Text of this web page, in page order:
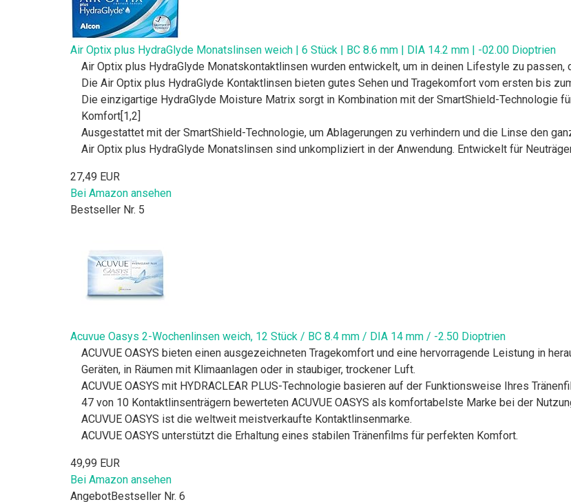
Air Optix plus HydraGlyde Monatslinsen weich | 6 Stück | BC 8.6 mm | DIA 14.2 mm | -02.00 Dioptrien
Air Optix plus HydraGlyde Monatskontaktlinsen wurden entwickelt, um in deinen Lifestyle zu
Die Air Optix plus HydraGlyde Kontaktlinsen bieten gutes Sehen und Tragekomfort vom ersten bis
Die einzigartige HydraGlyde Moisture Matrix sorgt in Kombination mit der SmartShield-Technologie
Komfort[1,2]
Ausgestattet mit der SmartShield-Technologie, um Ablagerungen zu verhindern und die Linse den
Air Optix plus HydraGlyde Monatslinsen sind unkompliziert in der Anwendung. Entwickelt für
27,49 EUR
Bei Amazon ansehen
Bestseller Nr. 5
Acuvue Oasys 2-Wochenlinsen weich, 12 Stück / BC 8.4 mm / DIA 14 mm / -2.50 Dioptrien
ACUVUE OASYS bieten einen ausgezeichneten Tragekomfort und eine hervorragende Leistung in
Geräten, in Räumen mit Klimaanlagen oder in staubiger, trockener Luft.
ACUVUE OASYS mit HYDRACLEAR PLUS-Technologie basieren auf der Funktionsweise Ihres
47 von 10 Kontaktlinsenträgern bewerteten ACUVUE OASYS als komfortabelste Marke bei der
ACUVUE OASYS ist die weltweit meistverkaufte Kontaktlinsenmarke.
ACUVUE OASYS unterstützt die Erhaltung eines stabilen Tränenfilms für perfekten Komfort.
49,99 EUR
Bei Amazon ansehen
AngebotBestseller Nr. 6